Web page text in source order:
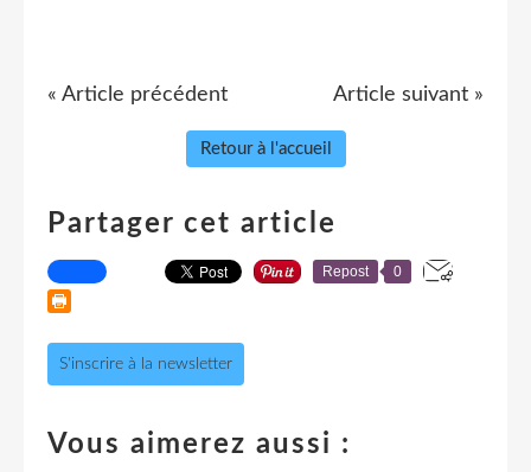
« Article précédent Article suivant »
Retour à l'accueil
Partager cet article
Repost 0
S'inscrire à la newsletter
Vous aimerez aussi :